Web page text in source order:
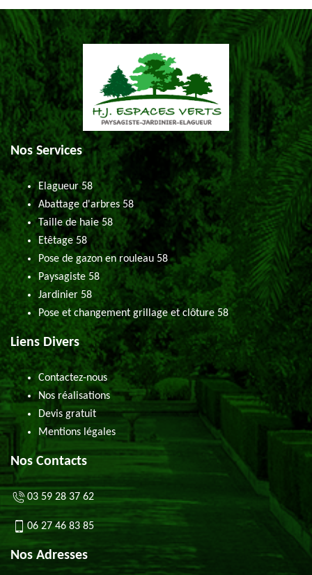
Nos Services
Elagueur 58
Abattage d'arbres 58
Taille de haie 58
Etêtage 58
Pose de gazon en rouleau 58
Paysagiste 58
Jardinier 58
Pose et changement grillage et clôture 58
Liens Divers
Contactez-nous
Nos réalisations
Devis gratuit
Mentions légales
Nos Contacts
03 59 28 37 62
06 27 46 83 85
Nos Adresses